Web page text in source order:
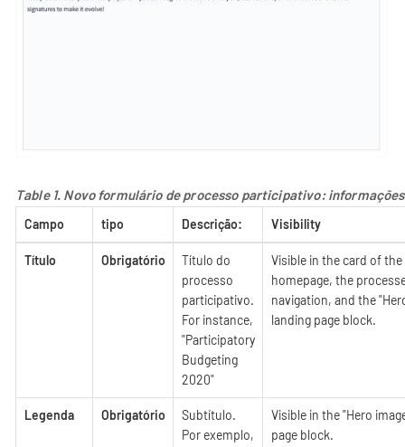
Table 1. Novo formulário de processo participativo:
Campo tipo Descrição: Visibility
Título Obrigatório
Título do
processo
participativo.
For instance,
"Participatory
Budgeting
2020"
Visible in the card of
homepage, the
navigation, and the
landing page block.
Legenda Obrigatório
Subtítulo.
Por exemplo,
Visible in the "Hero
page block.